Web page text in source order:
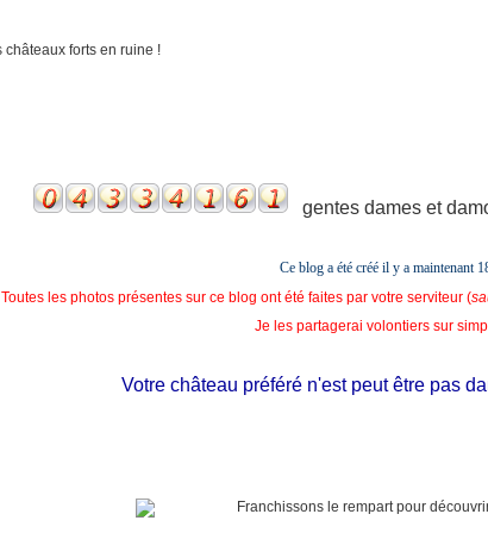
gentes dames et
Ce blog a été créé il y a maintenant
Toutes les photos présentes sur ce blog ont été faites par votre serviteur (
Je les partagerai volontiers sur
Votre château préféré n'est peut être pas